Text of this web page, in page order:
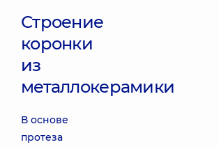
Строение
коронки
из
металлокерамики
В основе
протеза